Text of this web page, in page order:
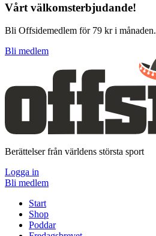
Vårt välkomsterbjudande!
Bli Offsidemedlem för 79 kr i månaden.
Bli medlem
Berättelser från världens största sport
Logga in
Bli medlem
Start
Shop
Poddar